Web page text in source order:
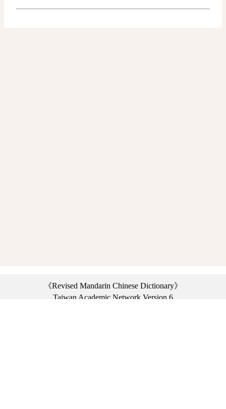
《Revised Mandarin Chinese Dictionary》
Taiwan Academic Network Version 6